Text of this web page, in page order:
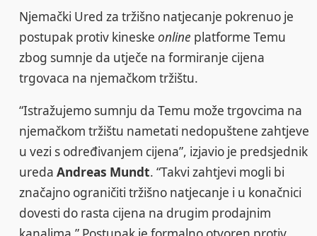
Njemački Ured za tržišno natjecanje pokrenuo je
postupak protiv kineskeonline platforme Temu
zbog sumnje da utječe na formiranje cijena
trgovaca na njemačkom tržištu.
“Istražujemo sumnju da Temu može trgovcima na
njemačkom tržištu nametati nedopuštene zahtjeve
u vezi s određivanjem cijena”, izjavio je predsjednik
uredaAndreas Mundt. “Takvi zahtjevi mogli bi
značajno ograničiti tržišno natjecanje i u konačnici
dovesti do rasta cijena na drugim prodajnim